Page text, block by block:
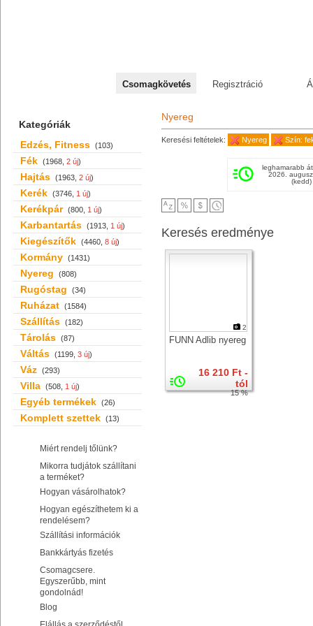
Kategóriák
Edzés, Fitness (103)
Fék (1968, 2 új)
Hajtás (1963, 2 új)
Kerék (3746, 1 új)
Kerékpár (800, 1 új)
Karbantartás (1913, 1 új)
Kiegészítők (4460, 8 új)
Kormány (1431)
Nyereg (808)
Rugóstag (34)
Ruházat (1584)
Szállítás (182)
Tárolás (87)
Váltás (1199, 3 új)
Váz (293)
Villa (508, 1 új)
Egyéb termékek (26)
Komplett szettek (13)
Miért rendelj tőlünk?
Mikorra tudjátok szállítani
a terméket?
Hogyan vásárolhatok?
Hogyan egészíthetem ki a
rendelésem?
Szállítási információk
Bankkártyás fizetés
Csomagcsere.
Egyszerűbb, mint
gondolnád!
Blog
Nyereg
Keresési feltételek: Nyereg Szín:
leghamarabb
2026.
(kedd)
Keresés eredménye
2
FUNN Adlib nyereg
16 210 Ft -
tól
15 %
Csomagkövetés Regisztráció